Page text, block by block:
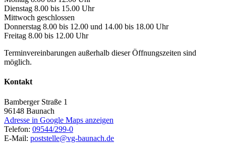
Dienstag 8.00 bis 15.00 Uhr
Mittwoch geschlossen
Donnerstag 8.00 bis 12.00 und 14.00 bis 18.00 Uhr
Freitag 8.00 bis 12.00 Uhr
Terminvereinbarungen außerhalb dieser Öffnungszeiten sind
möglich.
Kontakt
Bamberger Straße 1
96148 Baunach
Adresse in Google Maps anzeigen
Telefon: 09544/299-0
E-Mail: poststelle@vg-baunach.de